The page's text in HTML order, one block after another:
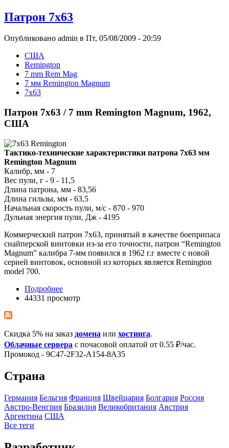
Патрон 7x63
Опубликовано admin в Пт, 05/08/2009 - 20:59
США
Remington
7 mm Rem Mag
7 мм Remington Magnum
7x63
Патрон 7x63 / 7 mm Remington Magnum, 1962,
США
Тактико-технические характеристики патрона 7х63 мм
Remington Magnum
Калибр, мм - 7
Вес пули, г - 9 - 11,5
Длина патрона, мм - 83,56
Длина гильзы, мм - 63,5
Начальная скорость пули, м/с - 870 - 970
Дульная энергия пули, Дж - 4195
Коммерческий патрон 7x63, принятый в качестве боеприпаса
снайперской винтовки из-за его точности, патрон “Remington
Magnum” калибра 7-мм появился в 1962 г.г вместе с новой
серией винтовок, основной из которых является Remington
model 700.
Подробнее
44331 просмотр
Скидка 5% на заказ домена или хостинга.
Облачные сервера с почасовой оплатой от 0.55 ₽/час.
Промокод - 9C47-2F32-A154-8A35
Страна
Германия Бельгия Франция Швейцария Болгария Росcия
Австро-Венгрия Бразилия Великобритания Австрия
Аргентина США
Все теги